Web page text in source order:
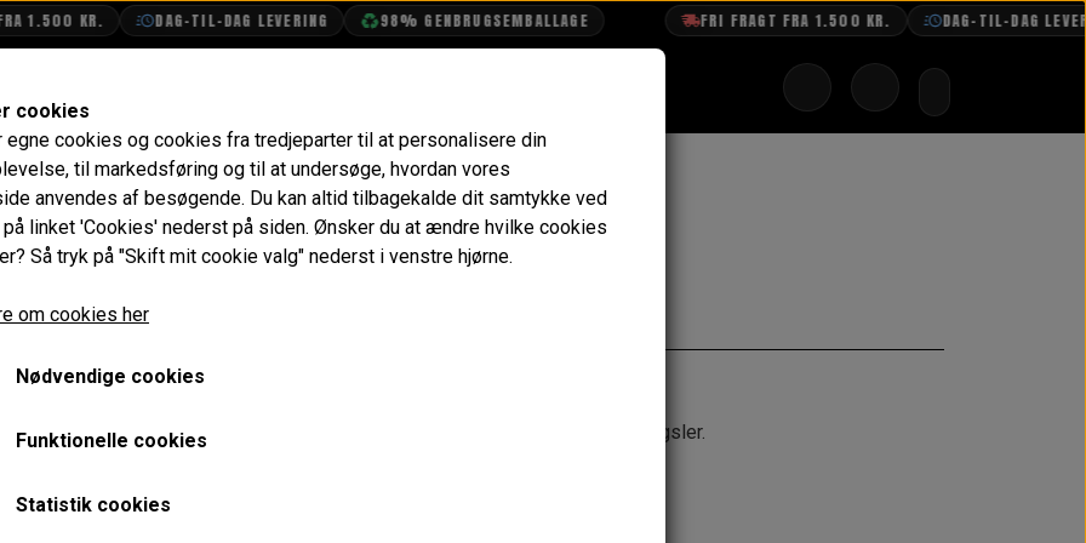
1.500 KR. DAG-TIL-DAG LEVERING 98% GENBRUGSEMBALLAGE FRI FRAGT FRA 1.500 KR. DAG-TIL-DAG
Diaphragm (Pre-Verto) Bolt 1/4" UNF x 7/8" Lang
Bolt 1/4" UNF x 7/8" Lang
Varenummer: SH604071
Dette er bolten i koblings huset som koblings armen justeres mod
Passer også til nogle remskiver på vandpumpen og bruges til hjelm hængsler.
Forventet leveringstid:
cookies
egne cookies og cookies fra tredjeparter til at personalisere din
til markedsføring og til at undersøge, hvordan vores
anvendes af besøgende. Du kan altid tilbagekalde dit samtykke ved
linket 'Cookies' nederst på siden. Ønsker du at ændre hvilke cookies
Så tryk på "Skift mit cookie valg" nederst i venstre hjørne.
om cookies her
Nødvendige cookies
Funktionelle cookies
Statistik cookies